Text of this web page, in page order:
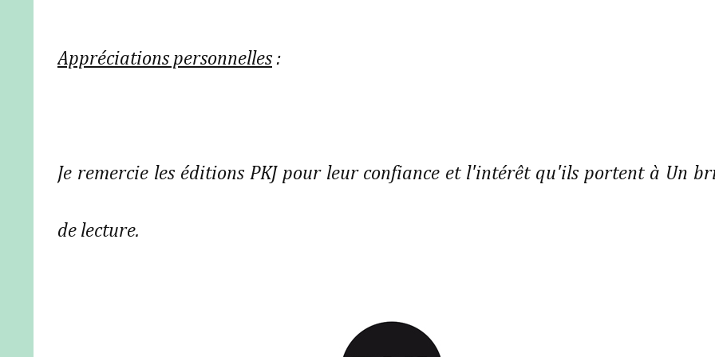
Appréciations personnelles :
Je remercie les éditions PKJ pour leur confiance et l'intérêt qu'ils portent à Un
de lecture.